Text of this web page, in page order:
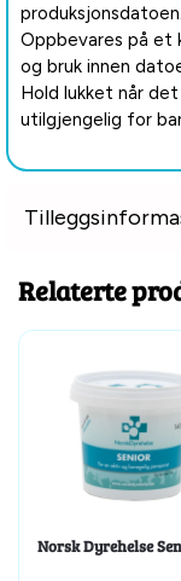
produksjonsdatoen.
Oppbevares på
og bruk innen
Hold lukket når
utilgjengelig for
Relaterte
Norsk Dyrehelse